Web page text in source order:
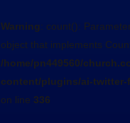
Warning: count():
object that implements
/home/pn449560/
content/plugins/ai-
on line 336